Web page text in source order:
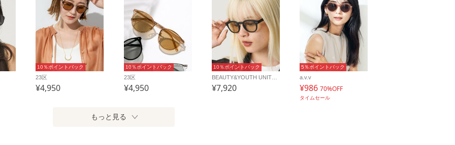
10％ポイントバック
23区
¥4,950
10％ポイントバック
23区
¥4,950
10％ポイントバック
BEAUTY&YOUTH UNITED ARROWS
¥7,920
5％ポイントバック
a.v.v
¥986 70%OFF
タイムセール
もっと見る